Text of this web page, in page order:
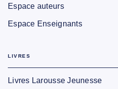
Espace auteurs
Espace Enseignants
LIVRES
Livres Larousse Jeunesse